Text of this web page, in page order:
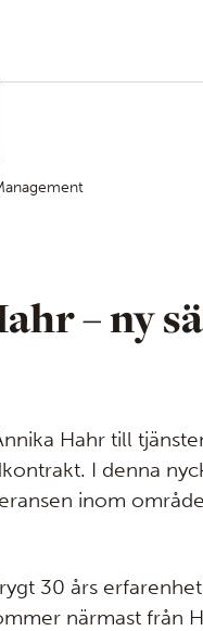
– ny
Hahr till
I denna
inom
30 års
närmast från